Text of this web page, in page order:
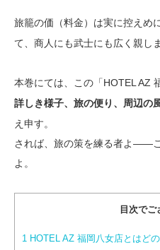
旅籠の価（料金）は実に控えめに
て、商人にも武士にも広く親し
本巻にては、この「HOTEL AZ
詳しき様子、旅の便り、周辺の
え申す。
されば、旅の策を練る者よ――
よ。
目次でご
1 HOTEL AZ 福岡八女店とはど